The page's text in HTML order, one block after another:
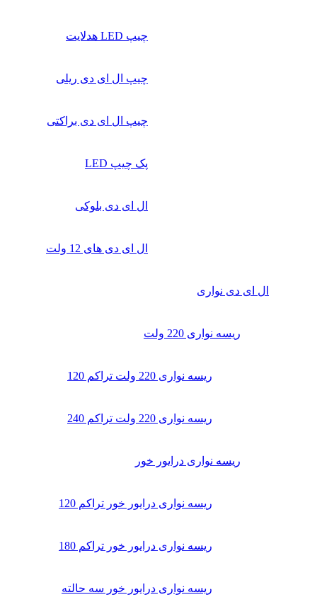
چیپ‌ LED هدلایت
چیپ ال ای دی ریلی
چیپ ال ای دی براکتی
پک چیپ LED
ال ای دی بلوکی
ال ای دی‌ های 12 ولت
ال ای دی‌ نواری
ریسه نواری 220 ولت
ریسه نواری 220 ولت تراکم 120
ریسه نواری 220 ولت تراکم 240
ریسه نواری درایور خور
ریسه نواری درایور خور تراکم 120
ریسه نواری درایور خور تراکم 180
ریسه نواری درایور خور سه حالته